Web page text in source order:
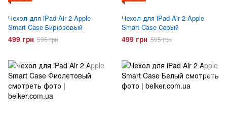
Чехол для iPad Air 2 Apple
Smart Case Бирюзовый
499 грн 595 грн
Чехол для iPad Air 2 Apple
Smart Case Серый
499 грн 595 грн